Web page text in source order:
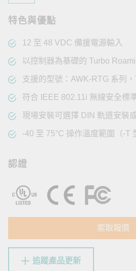
特色與優點
12 至 48 VDC 備援電源輸入
以控制器為基礎的 Turbo
支援的型號：AWK-RTG 系列，
符合 IEEE 802.11i 無線安全標
現場安裝可選擇 DIN 軌道安裝
-40 至 75°C 操作溫度範圍（-T
認證
索取報價
追蹤產品更新